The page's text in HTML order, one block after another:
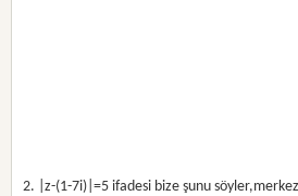
2. |z-(1-7i)|=5 ifadesi bize şunu